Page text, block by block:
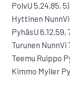
PolvU 5.24,85,
Hyttinen
PyhäsU 6.12,59,
Turunen NunnVi
Teemu Ruippo
Kimmo Myller